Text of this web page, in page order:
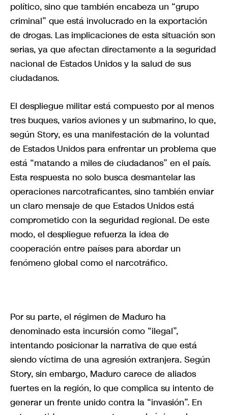
político, sino que también encabeza un “grupo
criminal” que está involucrado en la exportación
de drogas. Las implicaciones de esta situación son
serias, ya que afectan directamente a la seguridad
nacional de Estados Unidos y la salud de sus
ciudadanos.
El despliegue militar está compuesto por al menos
tres buques, varios aviones y un submarino, lo que,
según Story, es una manifestación de la voluntad
de Estados Unidos para enfrentar un problema que
está “matando a miles de ciudadanos” en el país.
Esta respuesta no solo busca desmantelar las
operaciones narcotraficantes, sino también enviar
un claro mensaje de que Estados Unidos está
comprometido con la seguridad regional. De este
modo, el despliegue refuerza la idea de
cooperación entre países para abordar un
fenómeno global como el narcotráfico.
Por su parte, el régimen de Maduro ha
denominado esta incursión como “ilegal”,
intentando posicionar la narrativa de que está
siendo víctima de una agresión extranjera. Según
Story, sin embargo, Maduro carece de aliados
fuertes en la región, lo que complica su intento de
generar un frente unido contra la “invasión”. En